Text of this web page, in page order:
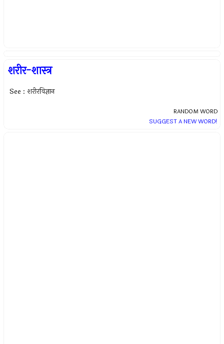
शरीर-शास्त्र
See : शरीरविज्ञान
RANDOM WORD
SUGGEST A NEW WORD!